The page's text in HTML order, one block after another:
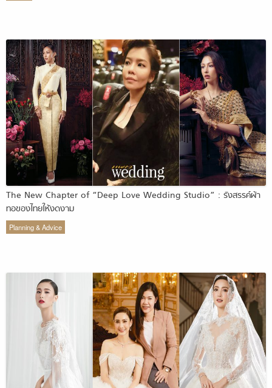
The New Chapter of “Deep Love Wedding Studio” : รังสรรค์ผ้า
ทอของไทยให้งดงาม
Planning & Advice